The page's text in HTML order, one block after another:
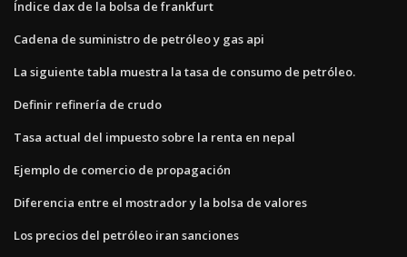
Índice dax de la bolsa de frankfurt
Cadena de suministro de petróleo y gas api
La siguiente tabla muestra la tasa de consumo de petróleo.
Definir refinería de crudo
Tasa actual del impuesto sobre la renta en nepal
Ejemplo de comercio de propagación
Diferencia entre el mostrador y la bolsa de valores
Los precios del petróleo iran sanciones